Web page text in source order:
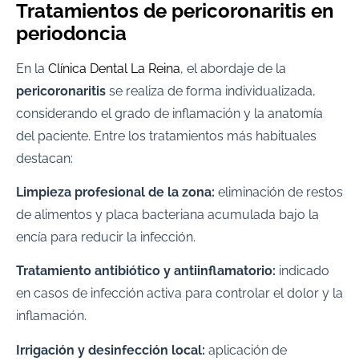
Tratamientos de pericoronaritis en
periodoncia
En la Clínica Dental La Reina, el abordaje de la
pericoronaritis se realiza de forma individualizada,
considerando el grado de inflamación y la anatomía
del paciente. Entre los tratamientos más habituales
destacan:
Limpieza profesional de la zona: eliminación de restos
de alimentos y placa bacteriana acumulada bajo la
encía para reducir la infección.
Tratamiento antibiótico y antiinflamatorio: indicado
en casos de infección activa para controlar el dolor y la
inflamación.
Irrigación y desinfección local: aplicación de